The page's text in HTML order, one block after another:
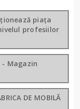
piața
profesiilor
Magazin
DE MOBILĂ